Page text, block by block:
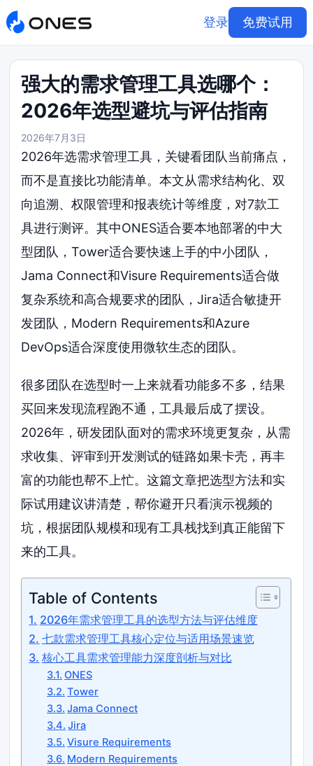
登录 免费试用
强大的需求管理工具选哪个：
2026年选型避坑与评估指南
2026年7月3日
2026年选需求管理工具，关键看团队当前痛点，
而不是直接比功能清单。本文从需求结构化、双
向追溯、权限管理和报表统计等维度，对7款工
具进行测评。其中ONES适合要本地部署的中大
型团队，Tower适合要快速上手的中小团队，
Jama Connect和Visure Requirements适合做
复杂系统和高合规要求的团队，Jira适合敏捷开
发团队，Modern Requirements和Azure
DevOps适合深度使用微软生态的团队。
很多团队在选型时一上来就看功能多不多，结果
买回来发现流程跑不通，工具最后成了摆设。
2026年，研发团队面对的需求环境更复杂，从需
求收集、评审到开发测试的链路如果卡壳，再丰
富的功能也帮不上忙。这篇文章把选型方法和实
际试用建议讲清楚，帮你避开只看演示视频的
坑，根据团队规模和现有工具栈找到真正能留下
来的工具。
Table of Contents
2026年需求管理工具的选型方法与评估维度
七款需求管理工具核心定位与适用场景速览
核心工具需求管理能力深度剖析与对比
ONES
Tower
Jama Connect
Jira
Visure Requirements
Modern Requirements